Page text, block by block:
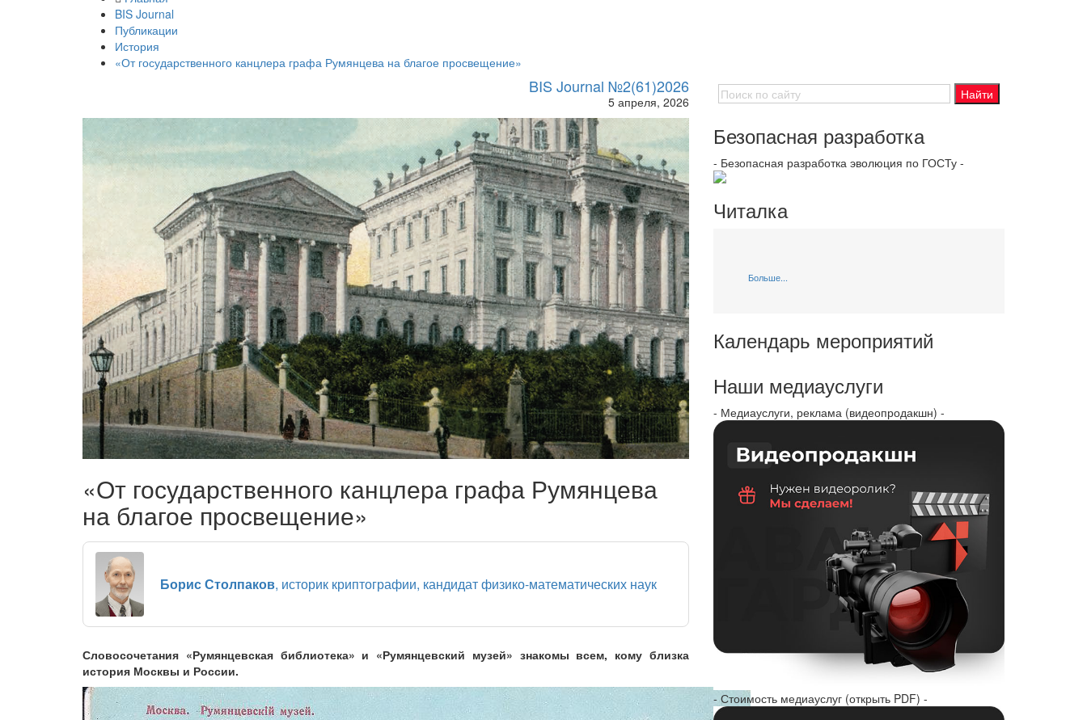
BIS Journal
Публикации
История
«От государственного канцлера графа Румянцева на благое просвещение»
BIS Journal №2(61)2026
5 апреля, 2026
«От государственного канцлера графа Румянцева
на благое просвещение»
Борис Столпаков, историк криптографии, кандидат физико-математических наук
Словосочетания «Румянцевская библиотека» и «Румянцевский музей» знакомы всем, кому близка
история Москвы и России.
Безопасная разработка
- Безопасная разработка эволюция по ГОСТу -
Читалка
Больше...
Календарь мероприятий
Наши медиауслуги
- Медиауслуги, реклама (видеопродакшн) -
- Стоимость медиауслуг (открыть PDF) -